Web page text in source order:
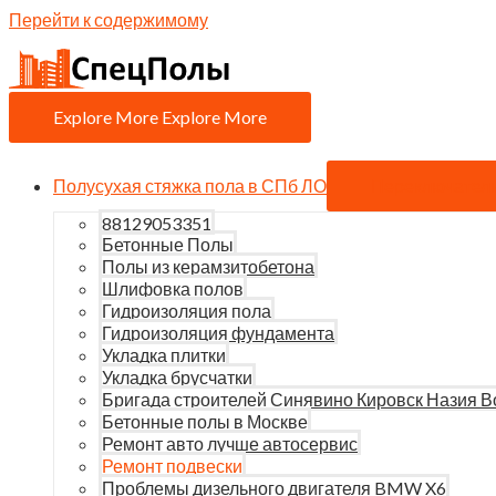
Перейти к содержимому
Explore More Explore More
Полусухая стяжка пола в СПб ЛО
88129053351
Бетонные Полы
Полы из керамзитобетона
Шлифовка полов
Гидроизоляция пола
Гидроизоляция фундамента
Укладка плитки
Укладка брусчатки
Бригада строителей Синявино Кировск Назия
Бетонные полы в Москве
Ремонт авто лучше автосервис
Ремонт подвески
Проблемы дизельного двигателя BMW X6